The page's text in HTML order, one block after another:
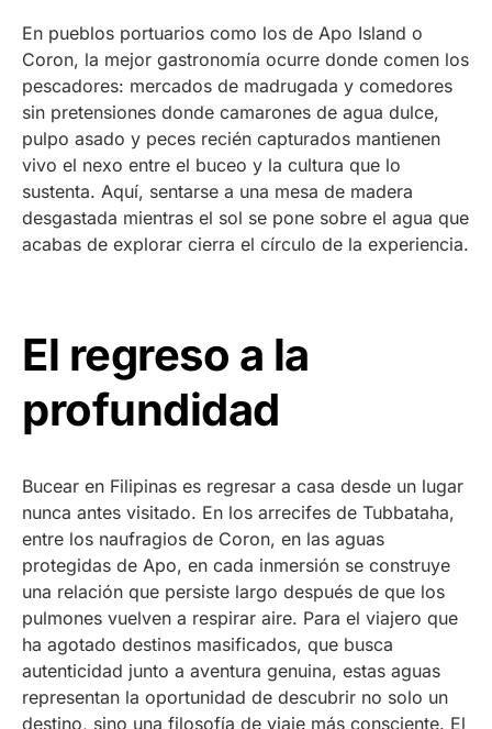
En pueblos portuarios como los de Apo Island o
Coron, la mejor gastronomía ocurre donde comen los
pescadores: mercados de madrugada y comedores
sin pretensiones donde camarones de agua dulce,
pulpo asado y peces recién capturados mantienen
vivo el nexo entre el buceo y la cultura que lo
sustenta. Aquí, sentarse a una mesa de madera
desgastada mientras el sol se pone sobre el agua que
acabas de explorar cierra el círculo de la experiencia.
El regreso a la
profundidad
Bucear en Filipinas es regresar a casa desde un lugar
nunca antes visitado. En los arrecifes de Tubbataha,
entre los naufragios de Coron, en las aguas
protegidas de Apo, en cada inmersión se construye
una relación que persiste largo después de que los
pulmones vuelven a respirar aire. Para el viajero que
ha agotado destinos masificados, que busca
autenticidad junto a aventura genuina, estas aguas
representan la oportunidad de descubrir no solo un
destino, sino una filosofía de viaje más consciente. El